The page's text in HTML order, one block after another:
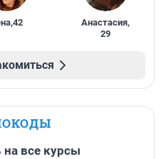
,42 Анастасия,
29
на все курсы